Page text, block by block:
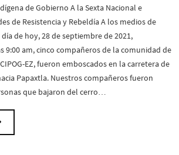
de Gobierno A la Sexta Nacional e
de Resistencia y Rebeldía A los medios de
de hoy, 28 de septiembre de 2021,
9:00 am, cinco compañeros de la comunidad de
EZ, fueron emboscados en la carretera de
Papaxtla. Nuestros compañeros fueron
que bajaron del cerro…